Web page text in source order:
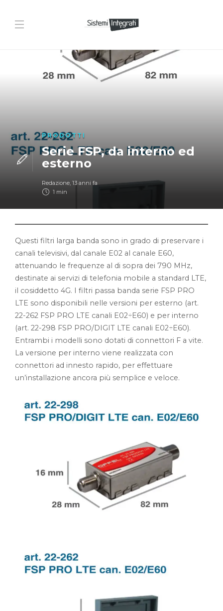
PRODOTTI
Serie FSP, da interno ed
esterno
Redazione, 13 anni fa
1 min
Questi filtri larga banda sono in grado di preservare i
canali televisivi, dal canale E02 al canale E60,
attenuando le frequenze al di sopra dei 790 MHz,
destinate ai servizi di telefonia mobile a standard LTE,
il cosiddetto 4G. I filtri passa banda serie FSP PRO
LTE sono disponibili nelle versioni per esterno (art.
22-262 FSP PRO LTE canali E02÷E60) e per interno
(art. 22-298 FSP PRO/DIGIT LTE canali E02÷E60).
Entrambi i modelli sono dotati di connettori F a vite.
La versione per interno viene realizzata con
connettori ad innesto rapido, per effettuare
un’installazione ancora più semplice e veloce.